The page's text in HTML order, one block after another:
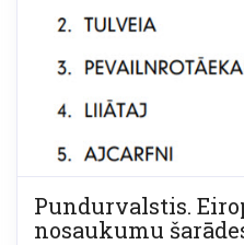
Pundurvalstis.
nosaukumu